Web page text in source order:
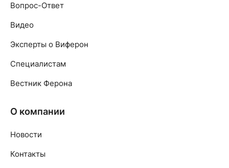
Вопрос-Ответ
Видео
Эксперты о Виферон
Специалистам
Вестник Ферона
О компании
Новости
Контакты